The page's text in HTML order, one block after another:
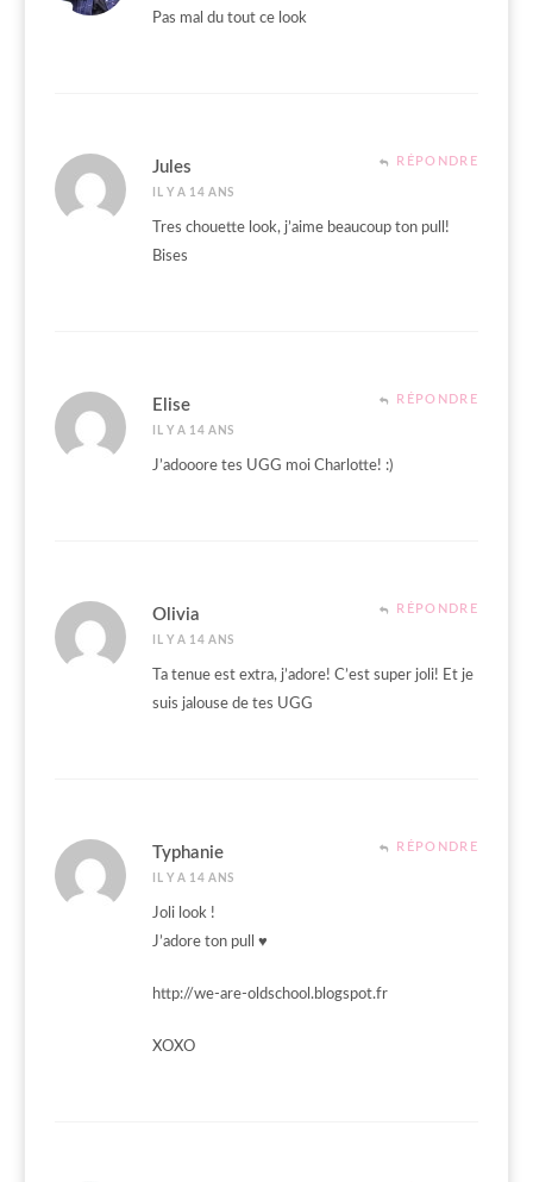
Pas mal du tout ce look
Jules
IL Y A 14 ANS
RÉPONDRE
Tres chouette look, j’aime beaucoup ton pull!
Bises
Elise
IL Y A 14 ANS
RÉPONDRE
J’adooore tes UGG moi Charlotte! :)
Olivia
IL Y A 14 ANS
RÉPONDRE
Ta tenue est extra, j’adore! C’est super joli! Et je
suis jalouse de tes UGG
Typhanie
IL Y A 14 ANS
RÉPONDRE
Joli look !
J’adore ton pull ♥
http://we-are-oldschool.blogspot.fr
XOXO